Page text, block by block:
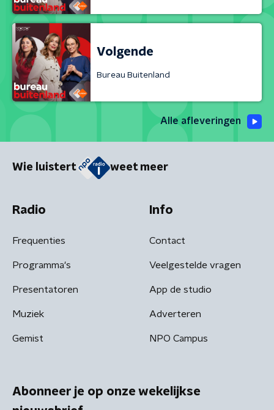
Volgende
Bureau Buitenland
Alle afleveringen
Wie luistert weet meer
Radio
Frequenties
Programma's
Presentatoren
Muziek
Gemist
Info
Contact
Veelgestelde vragen
App de studio
Adverteren
NPO Campus
Abonneer je op onze wekelijkse